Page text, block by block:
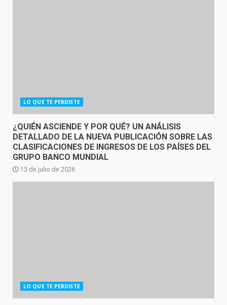
LO QUE TE PERDISTE
¿QUIÉN ASCIENDE Y POR QUÉ? UN ANÁLISIS
DETALLADO DE LA NUEVA PUBLICACIÓN SOBRE LAS
CLASIFICACIONES DE INGRESOS DE LOS PAÍSES DEL
GRUPO BANCO MUNDIAL
13 de julio de 2026
LO QUE TE PERDISTE